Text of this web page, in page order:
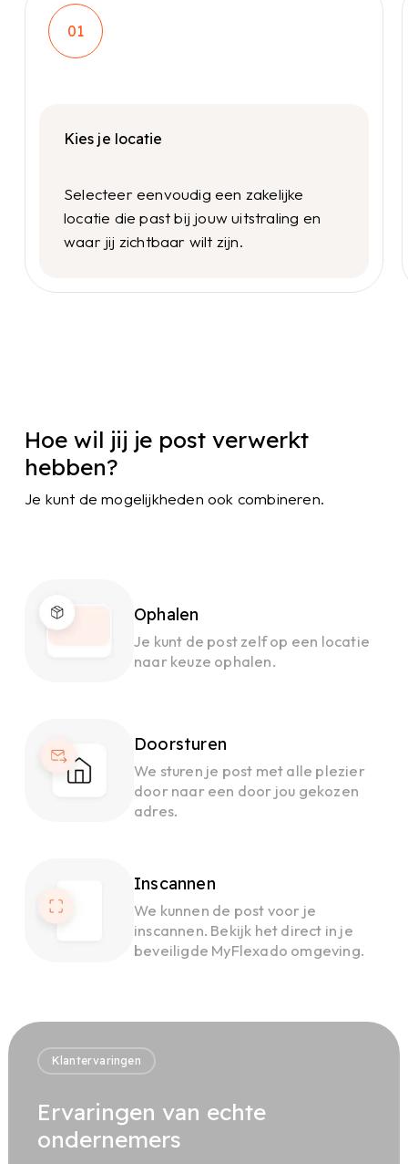
01
Kies je locatie
Selecteer eenvoudig een zakelijke
locatie die past bij jouw uitstraling en
waar jij zichtbaar wilt zijn.
Hoe wil jij je post verwerkt
hebben?
Je kunt de mogelijkheden ook combineren.
Ophalen
Je kunt de post zelf op een locatie
naar keuze ophalen.
Doorsturen
We sturen je post met alle plezier
door naar een door jou gekozen
adres.
Inscannen
We kunnen de post voor je
inscannen. Bekijk het direct in je
beveiligde MyFlexado omgeving.
Klantervaringen
Ervaringen van echte
ondernemers